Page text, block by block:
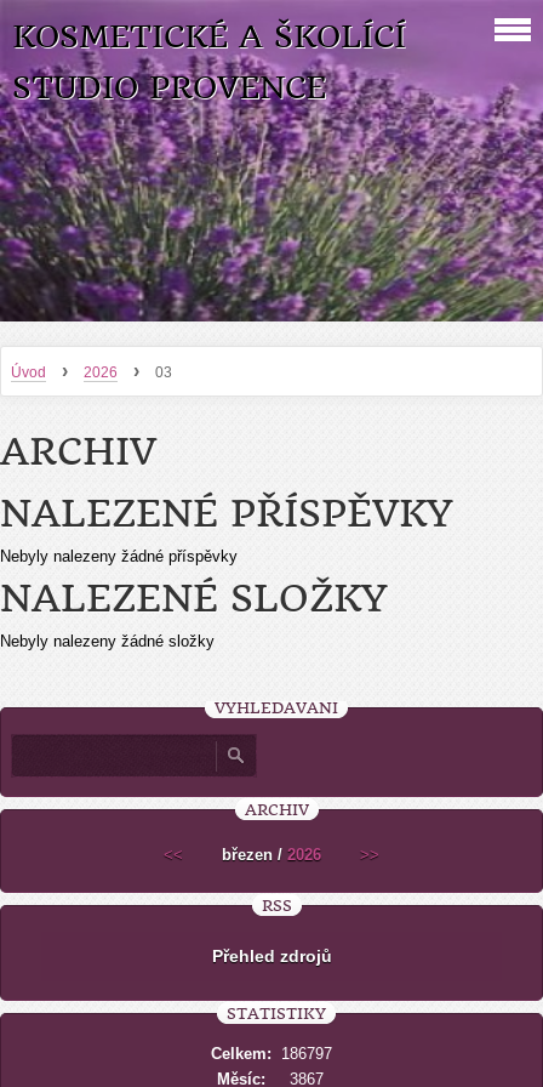
KOSMETICKÉ A ŠKOLÍCÍ
STUDIO PROVENCE
Úvod › 2026 › 03
ARCHIV
NALEZENÉ PŘÍSPĚVKY
Nebyly nalezeny žádné příspěvky
NALEZENÉ SLOŽKY
Nebyly nalezeny žádné složky
VYHLEDÁVÁNÍ
ARCHIV
<< březen / 2026 >>
RSS
Přehled zdrojů
STATISTIKY
Celkem:
186797
Měsíc:
3867